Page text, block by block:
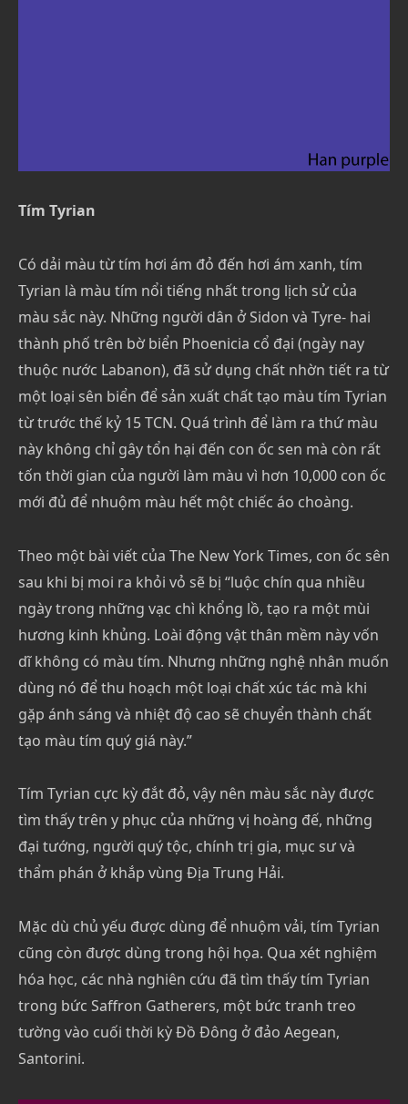
Tím Tyrian
Có dải màu từ tím hơi ám đỏ đến hơi ám xanh, tím
Tyrian là màu tím nổi tiếng nhất trong lịch sử của
màu sắc này. Những người dân ở Sidon và Tyre- hai
thành phố trên bờ biển Phoenicia cổ đại (ngày nay
thuộc nước Labanon), đã sử dụng chất nhờn tiết ra từ
một loại sên biển để sản xuất chất tạo màu tím Tyrian
từ trước thế kỷ 15 TCN. Quá trình để làm ra thứ màu
này không chỉ gây tổn hại đến con ốc sen mà còn rất
tốn thời gian của người làm màu vì hơn 10,000 con ốc
mới đủ để nhuộm màu hết một chiếc áo choàng.
Theo một bài viết của The New York Times, con ốc sên
sau khi bị moi ra khỏi vỏ sẽ bị “luộc chín qua nhiều
ngày trong những vạc chì khổng lồ, tạo ra một mùi
hương kinh khủng. Loài động vật thân mềm này vốn
dĩ không có màu tím. Nhưng những nghệ nhân muốn
dùng nó để thu hoạch một loại chất xúc tác mà khi
gặp ánh sáng và nhiệt độ cao sẽ chuyển thành chất
tạo màu tím quý giá này.”
Tím Tyrian cực kỳ đắt đỏ, vậy nên màu sắc này được
tìm thấy trên y phục của những vị hoàng đế, những
đại tướng, người quý tộc, chính trị gia, mục sư và
thẩm phán ở khắp vùng Địa Trung Hải.
Mặc dù chủ yếu được dùng để nhuộm vải, tím Tyrian
cũng còn được dùng trong hội họa. Qua xét nghiệm
hóa học, các nhà nghiên cứu đã tìm thấy tím Tyrian
trong bức Saffron Gatherers, một bức tranh treo
tường vào cuối thời kỳ Đồ Đông ở đảo Aegean,
Santorini.